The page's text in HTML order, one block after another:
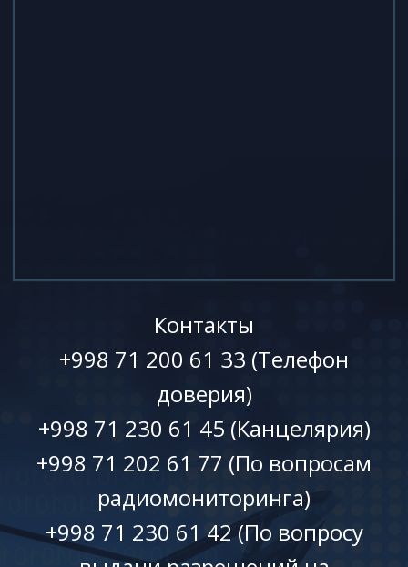
Контакты
+998 71 200 61 33 (Телефон
доверия)
+998 71 230 61 45 (Канцелярия)
+998 71 202 61 77 (По вопросам
радиомониторинга)
+998 71 230 61 42 (По вопросу